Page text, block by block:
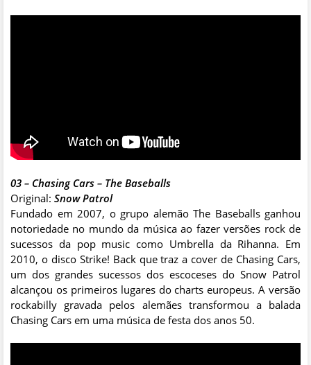
03 – Chasing Cars – The Baseballs
Original: Snow Patrol
Fundado em 2007, o grupo alemão The Baseballs ganhou
notoriedade no mundo da música ao fazer versões rock de
sucessos da pop music como Umbrella da Rihanna. Em
2010, o disco Strike! Back que traz a cover de Chasing Cars,
um dos grandes sucessos dos escoceses do Snow Patrol
alcançou os primeiros lugares do charts europeus. A versão
rockabilly gravada pelos alemães transformou a balada
Chasing Cars em uma música de festa dos anos 50.